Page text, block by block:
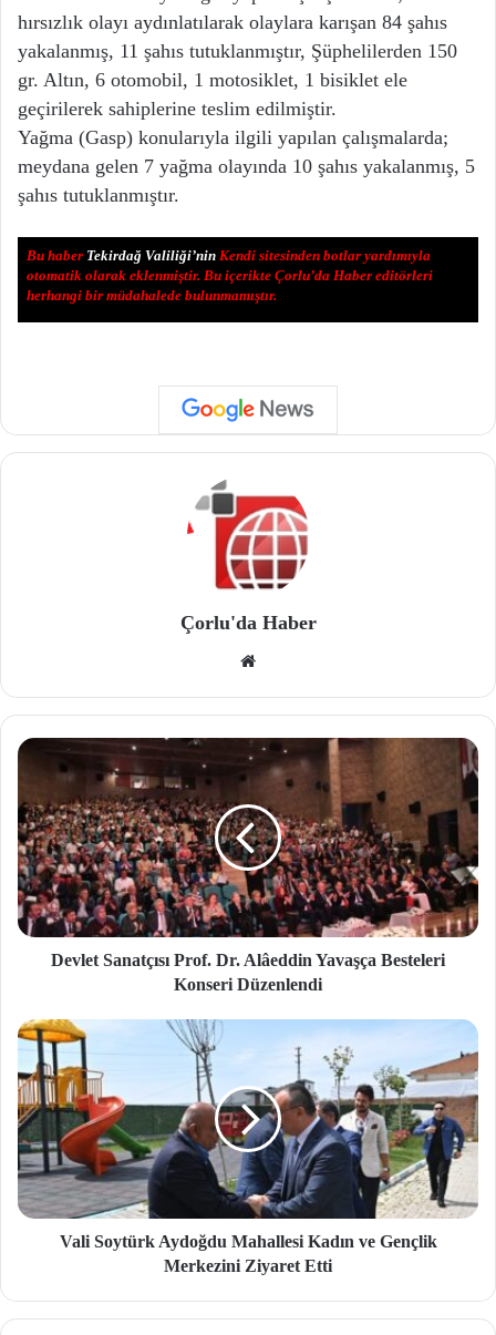
hırsızlık olayı aydınlatılarak olaylara karışan 84 şahıs
yakalanmış, 11 şahıs tutuklanmıştır, Şüphelilerden 150
gr. Altın, 6 otomobil, 1 motosiklet, 1 bisiklet ele
geçirilerek sahiplerine teslim edilmiştir.
Yağma (Gasp) konularıyla ilgili yapılan çalışmalarda;
meydana gelen 7 yağma olayında 10 şahıs yakalanmış, 5
şahıs tutuklanmıştır.
Bu haber Tekirdağ Valiliği’ninKendi sitesinden botlar yardımıyla
otomatik olarak eklenmiştir. Bu içerikte Çorlu’da Haber editörleri
herhangi bir müdahalede bulunmamıştır.
Çorlu'da Haber
site
si
Devlet Sanatçısı Prof. Dr. Alâeddin Yavaşça Besteleri
Konseri Düzenlendi
Vali Soytürk Aydoğdu Mahallesi Kadın ve Gençlik
Merkezini Ziyaret Etti